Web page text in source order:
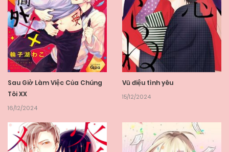
Sau Giờ Làm Việc Của Chúng
Tôi XX
16/12/2024
Vũ điệu tình yêu
15/12/2024